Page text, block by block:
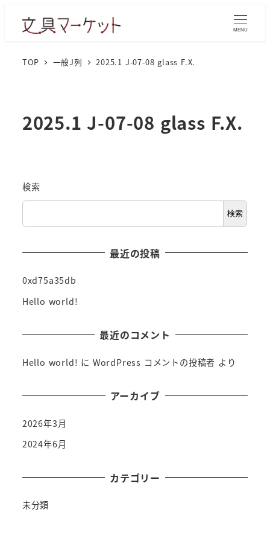
MENU
TOP 一般J列 2025.1 J-07-08 glass F.X.
2025.1 J-07-08 glass F.X.
検索
検索
最近の投稿
0xd75a35db
Hello world!
最近のコメント
Hello world! に WordPress コメントの投稿者 より
アーカイブ
2026年3月
2024年6月
カテゴリー
未分類